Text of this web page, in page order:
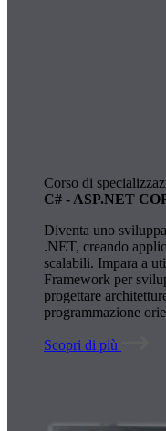
Corso di
C# - ASP.NET
Diventa uno
.NET, creando
scalabili. Impara a
Framework per
progettare
programmazione
Scopri di più